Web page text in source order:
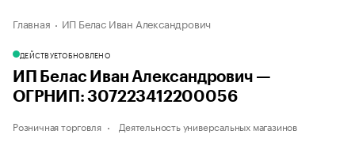
Главная ИП Белас Иван Александрович
ДЕЙСТВУЕТОБНОВЛЕНО
ИП Белас Иван Александрович —
ОГРНИП: 307223412200056
Розничная торговля Деятельность универсальных магазинов